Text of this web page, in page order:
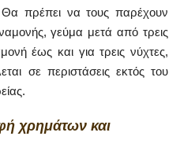
πρέπει να τους παρέχουν
γεύμα μετά από τρεις
έως και για τρεις νύχτες,
σε περιστάσεις εκτός του
χρημάτων και